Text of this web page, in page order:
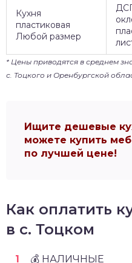
Кухня
пластиковая
Любой размер
* Цены приводятся в среднем
с. Тоцкого и Оренбургской
Ищите дешевые
можете купить
по лучшей цене!
Как оплатить
в с. Тоцком
💰 НАЛИЧНЫЕ